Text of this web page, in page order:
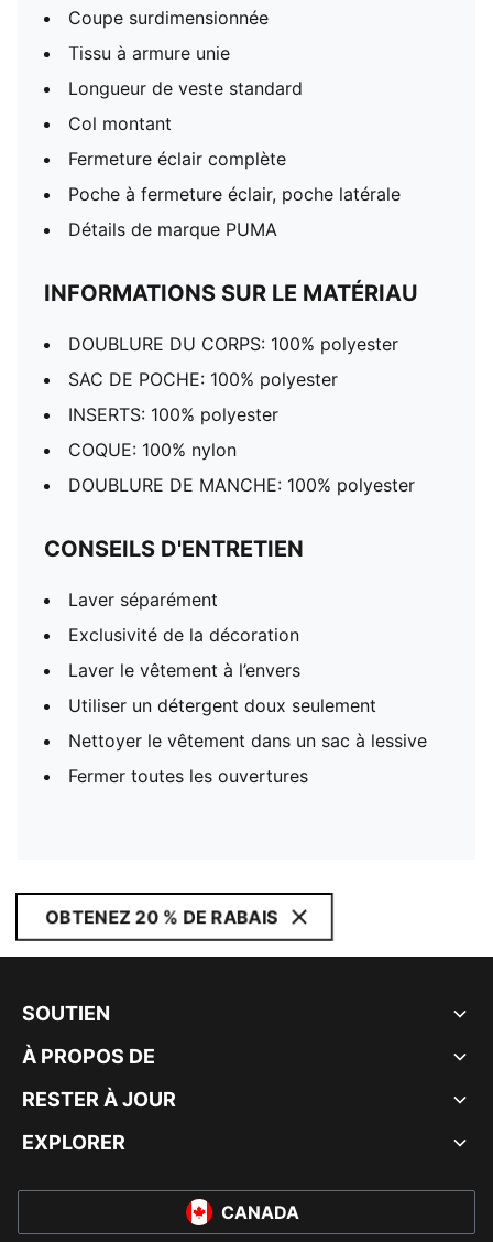
Coupe surdimensionnée
Tissu à armure unie
Longueur de veste standard
Col montant
Fermeture éclair complète
Poche à fermeture éclair, poche latérale
Détails de marque PUMA
INFORMATIONS SUR LE MATÉRIAU
DOUBLURE DU CORPS: 100% polyester
SAC DE POCHE: 100% polyester
INSERTS: 100% polyester
COQUE: 100% nylon
DOUBLURE DE MANCHE: 100% polyester
CONSEILS D'ENTRETIEN
Laver séparément
Exclusivité de la décoration
Laver le vêtement à l’envers
Utiliser un détergent doux seulement
Nettoyer le vêtement dans un sac à lessive
Fermer toutes les ouvertures
OBTENEZ 20 % DE RABAIS
SOUTIEN
À PROPOS DE
RESTER À JOUR
EXPLORER
CANADA